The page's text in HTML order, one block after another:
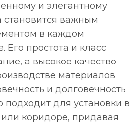
и элегантному
становится важным
в каждом
простота и класс
а высокое качество
материалов
и долговечность
подходит для установки в
или коридоре, придавая